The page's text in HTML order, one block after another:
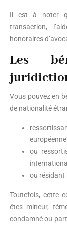
Il est à noter
transaction,
honoraires
Les
Vous pouvez en
de nationalité
européenne
ou
ou résidant
Toutefois, cette
êtes mineur,
condamné ou